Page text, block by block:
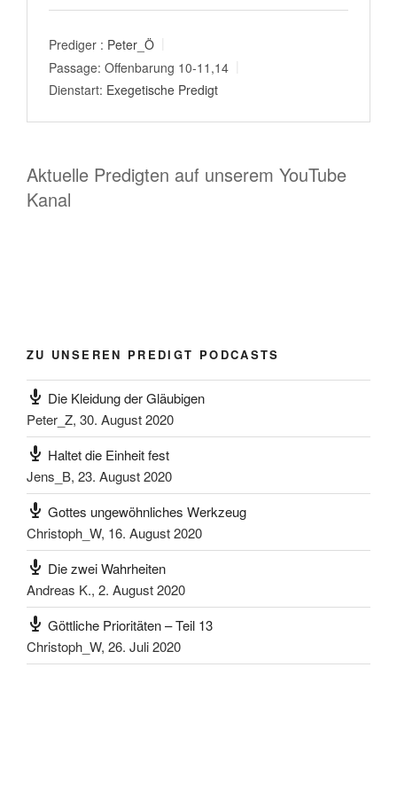
Prediger : Peter_Ö
Passage: Offenbarung 10-11,14
Dienstart: Exegetische Predigt
Aktuelle Predigten auf unserem YouTube
Kanal
ZU UNSEREN PREDIGT PODCASTS
Die Kleidung der Gläubigen
Peter_Z, 30. August 2020
Haltet die Einheit fest
Jens_B, 23. August 2020
Gottes ungewöhnliches Werkzeug
Christoph_W, 16. August 2020
Die zwei Wahrheiten
Andreas K., 2. August 2020
Göttliche Prioritäten – Teil 13
Christoph_W, 26. Juli 2020